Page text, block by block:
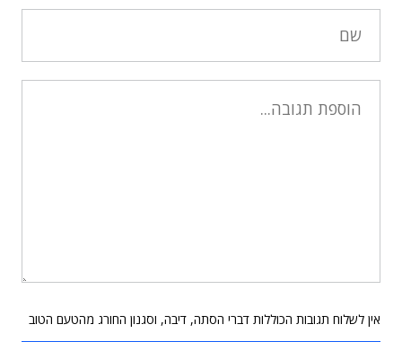
אין לשלוח תגובות הכוללות דברי הסתה, דיבה, וסגנון החורג מהטעם הטוב